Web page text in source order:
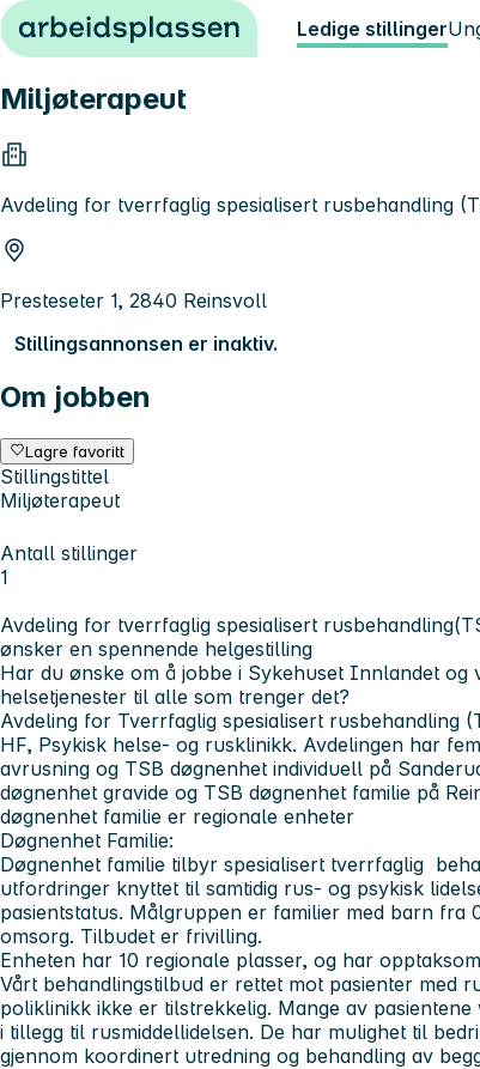
Hopp til innhold Ledige stillinger
Miljøterapeut
Avdeling for tverrfaglig spesialisert rusbehandling
Presteseter 1, 2840 Reinsvoll
Stillingsannonsen er inaktiv.
Om jobben
Lagre favoritt
Stillingstittel
Miljøterapeut
Antall stillinger
1
Avdeling for tverrfaglig spesialisert
ønsker en spennende helgestilling
Har du ønske om å jobbe i Sykehuset Innlandet
helsetjenester til alle som trenger det?
Avdeling for Tverrfaglig spesialisert rusbehandling
HF, Psykisk helse- og rusklinikk. Avdelingen har
avrusning og TSB døgnenhet individuell på
døgnenhet gravide og TSB døgnenhet familie på
døgnenhet familie er regionale enheter
Døgnenhet Familie:
Døgnenhet familie tilbyr spesialisert tverrfaglig
utfordringer knyttet til samtidig rus- og psykisk
pasientstatus. Målgruppen er familier med barn fra
omsorg. Tilbudet er frivilling.
Enheten har 10 regionale plasser, og har
Vårt behandlingstilbud er rettet mot pasienter med
poliklinikk ikke er tilstrekkelig. Mange av
i tillegg til rusmiddellidelsen. De har mulighet til
gjennom koordinert utredning og behandling av